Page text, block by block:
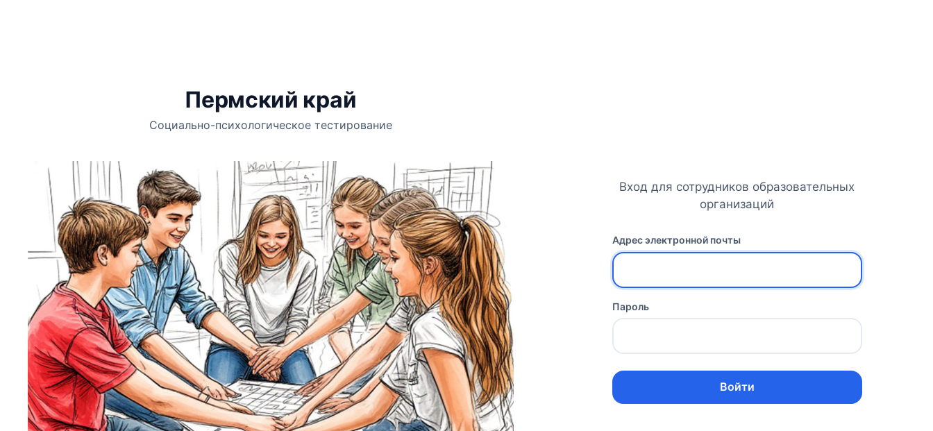
Пермский край
Социально-психологическое тестирование
Вход для сотрудников образовательных
организаций
Адрес электронной почты
Пароль
Войти